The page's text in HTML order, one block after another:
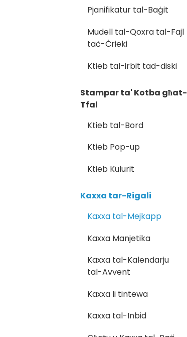
Pjanifikatur tal-Baġit
Mudell tal-Qoxra tal-Fajl
taċ-Ċrieki
Ktieb tal-irbit tad-diski
Stampar ta' Kotba għat-
Tfal
Ktieb tal-Bord
Ktieb Pop-up
Ktieb Kulurit
Kaxxa tar-Rigali
Kaxxa tal-Mejkapp
Kaxxa Manjetika
Kaxxa tal-Kalendarju
tal-Avvent
Kaxxa li tintewa
Kaxxa tal-Inbid